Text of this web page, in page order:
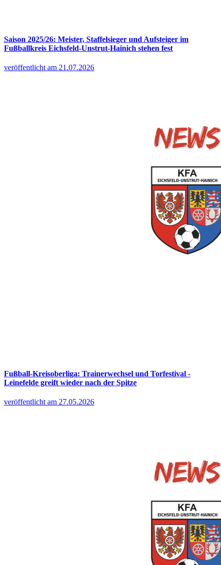
Saison 2025/26: Meister, Staffelsieger und Aufsteiger im
Fußballkreis Eichsfeld-Unstrut-Hainich stehen fest
veröffentlicht am 21.07.2026
Fußball-Kreisoberliga: Trainerwechsel und Torfestival -
Leinefelde greift wieder nach der Spitze
veröffentlicht am 27.05.2026